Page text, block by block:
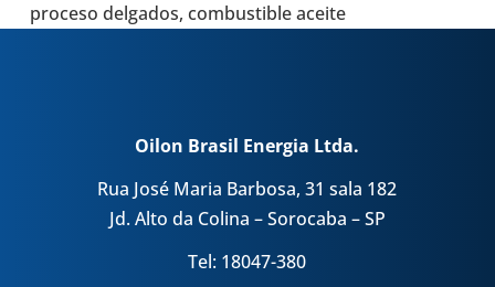
proceso del­ga­dos, com­bus­ti­ble aceite
Oilon Brasil Energia Ltda.
Rua José Maria Barbosa, 31 sala 182
Jd. Alto da Colina – Sorocaba – SP
Tel: 18047-380